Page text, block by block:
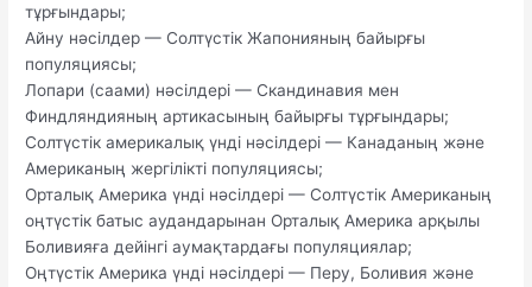
тұрғындары;
Айну нәсілдер — Солтүстік Жапонияның байырғы
популяциясы;
Лопари (саами) нәсілдері — Скандинавия мен
Финдляндияның артикасының байырғы тұрғындары;
Солтүстік америкалық үнді нәсілдері — Канаданың және
Американың жергілікті популяциясы;
Орталық Америка үнді нәсілдері — Солтүстік Американың
оңтүстік батыс аудандарынан Орталық Америка арқылы
Боливияға дейінгі аумақтардағы популяциялар;
Оңтүстік Америка үнді нәсілдері — Перу, Боливия және